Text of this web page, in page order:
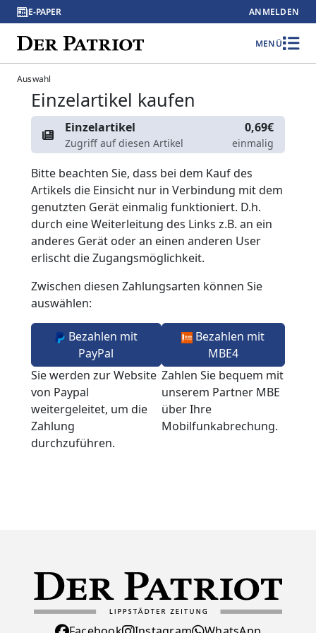
E-PAPER ANMELDEN
MENÜ
Auswahl
Einzelartikel kaufen
Einzelartikel
Zugriff auf diesen Artikel
0,69€
einmalig
Bitte beachten Sie, dass bei dem Kauf des
Artikels die Einsicht nur in Verbindung mit dem
genutzten Gerät einmalig funktioniert. D.h.
durch eine Weiterleitung des Links z.B. an ein
anderes Gerät oder an einen anderen User
erlischt die Zugangsmöglichkeit.
Zwischen diesen Zahlungsarten können Sie
auswählen:
Bezahlen mit
PayPal
Sie werden zur Website
von Paypal
weitergeleitet, um die
Zahlung
durchzuführen.
Bezahlen mit
MBE4
Zahlen Sie bequem mit
unserem Partner MBE
über Ihre
Mobilfunkabrechung.